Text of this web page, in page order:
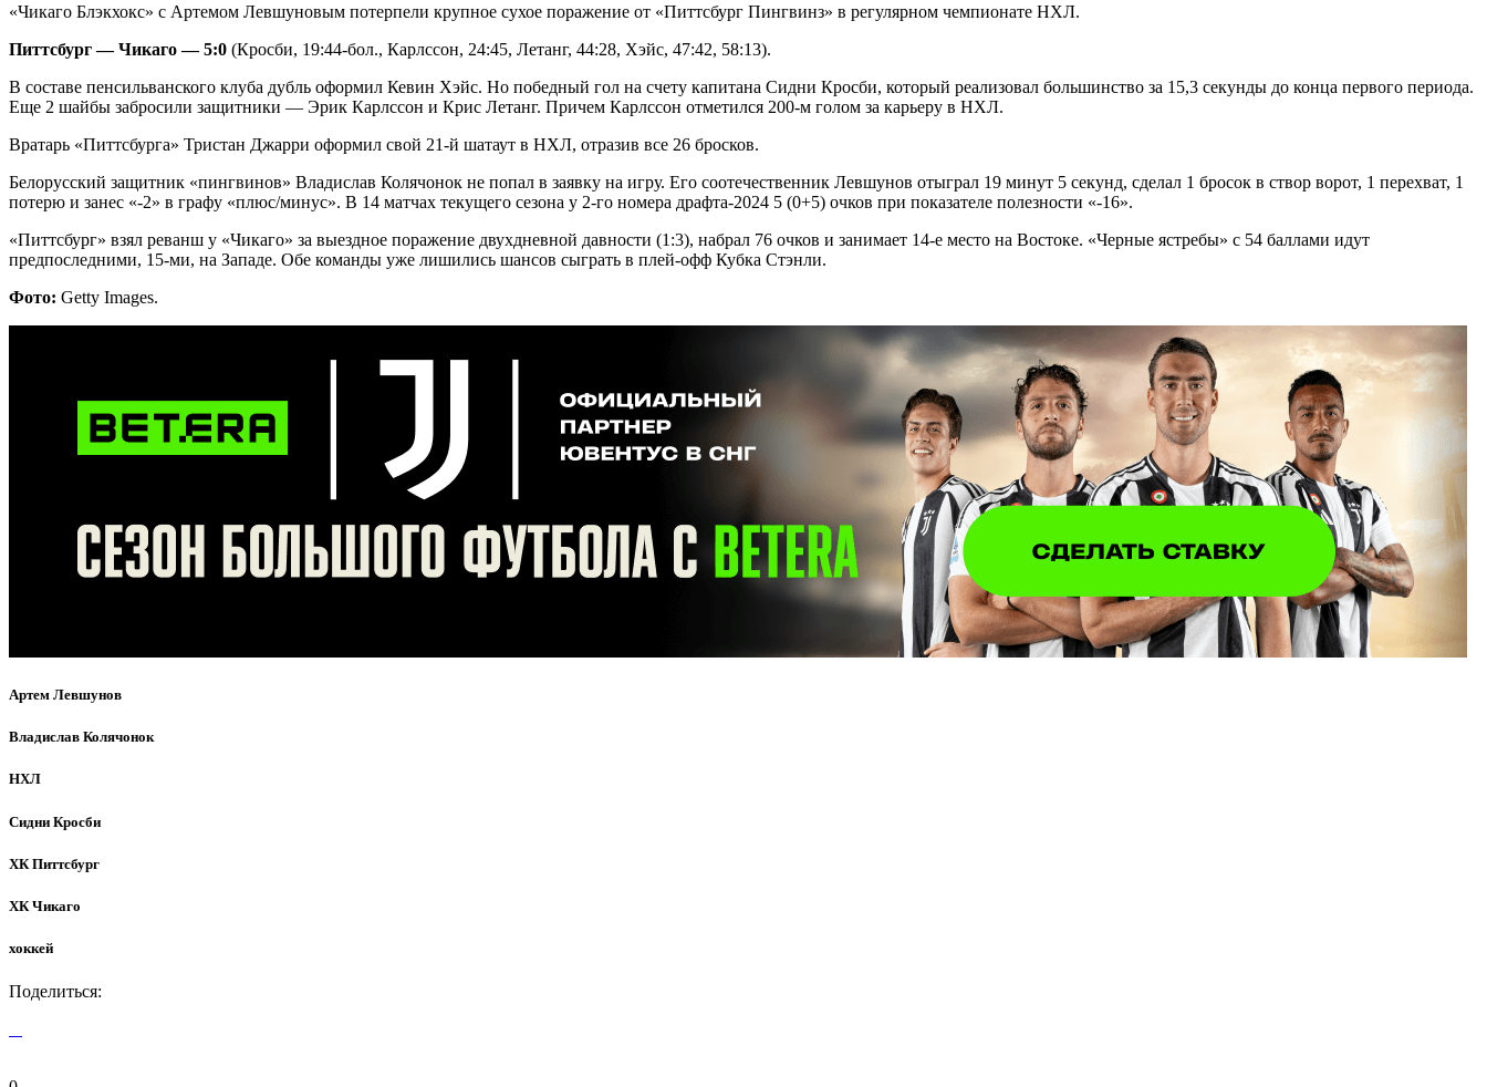
«Чикаго Блэкхокс» с Артемом Левшуновым потерпели крупное сухое поражение от «Питтсбург Пингвинз» в регулярном чемпионате НХЛ.
Питтсбург — Чикаго — 5:0 (Кросби, 19:44-бол., Карлссон, 24:45, Летанг, 44:28, Хэйс, 47:42, 58:13).
В составе пенсильванского клуба дубль оформил Кевин Хэйс. Но победный гол на счету капитана Сидни Кросби, который реализовал большинство за 15,3 секунды до конца первого периода.
Еще 2 шайбы забросили защитники — Эрик Карлссон и Крис Летанг. Причем Карлссон отметился 200-м голом за карьеру в НХЛ.
Вратарь «Питтсбурга» Тристан Джарри оформил свой 21-й шатаут в НХЛ, отразив все 26 бросков.
Белорусский защитник «пингвинов» Владислав Колячонок не попал в заявку на игру. Его соотечественник Левшунов отыграл 19 минут 5 секунд, сделал 1 бросок в створ ворот, 1 перехват, 1
потерю и занес «-2» в графу «плюс/минус». В 14 матчах текущего сезона у 2-го номера драфта-2024 5 (0+5) очков при показателе полезности «-16».
«Питтсбург» взял реванш у «Чикаго» за выездное поражение двухдневной давности (1:3), набрал 76 очков и занимает 14-е место на Востоке. «Черные ястребы» с 54 баллами идут
предпоследними, 15-ми, на Западе. Обе команды уже лишились шансов сыграть в плей-офф Кубка Стэнли.
Фото: Getty Images.
Артем Левшунов
Владислав Колячонок
НХЛ
Сидни Кросби
ХК Питтсбург
ХК Чикаго
хоккей
Поделиться: